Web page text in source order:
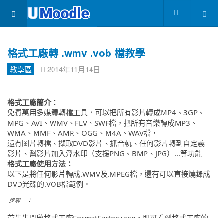
格式工廠轉 .wmv .vob 檔教學
教學區 2014年11月14日
格式工廠簡介：
免費萬用多媒體轉檔工具，可以把所有影片轉成MP4、3GP、
MPG、AVI、WMV、FLV、SWF檔，把所有音樂轉成MP3、
WMA、MMF、AMR、OGG、M4A、WAV檔，
還有圖片轉檔、擷取DVD影片、抓音軌、任何影片轉到自定義
影片、幫影片加入浮水印（支援PNG、BMP、JPG）...等功能
格式工廠使用方法：
以下是將任何影片轉成.WMV及.MPEG檔，還有可以直接燒錄成
DVD光碟的.VOB檔範例。
步驟一：